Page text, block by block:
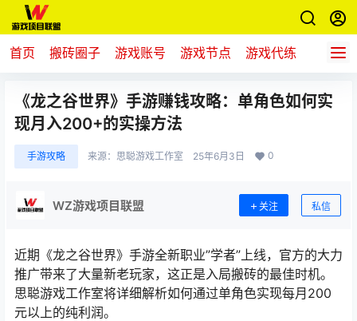
首页 搬砖圈子 游戏账号 游戏节点 游戏代练 新游推
《龙之谷世界》手游赚钱攻略：单角色如何实
现月入200+的实操方法
手游攻略 来源： 思聪游戏工作室 25年6月3日 0
WZ游戏项目联盟 关注 私信
近期《龙之谷世界》手游全新职业”学者”上线，官方的大力
推广带来了大量新老玩家，这正是入局搬砖的最佳时机。
思聪游戏工作室将详细解析如何通过单角色实现每月200
元以上的纯利润。